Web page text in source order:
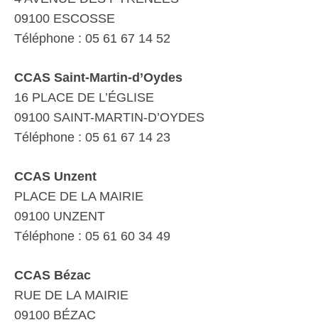
09100 ESCOSSE
Téléphone : 05 61 67 14 52
CCAS Saint-Martin-d’Oydes
16 PLACE DE L’ÉGLISE
09100 SAINT-MARTIN-D’OYDES
Téléphone : 05 61 67 14 23
CCAS Unzent
PLACE DE LA MAIRIE
09100 UNZENT
Téléphone : 05 61 60 34 49
CCAS Bézac
RUE DE LA MAIRIE
09100 BÉZAC